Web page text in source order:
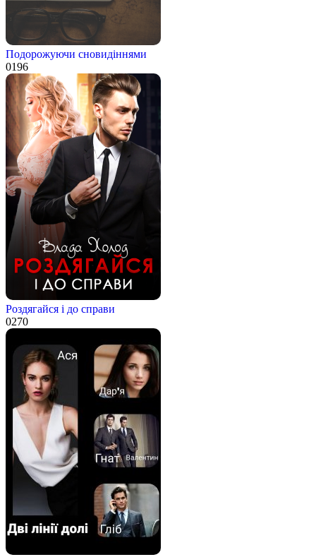
Подорожуючи сновидіннями
0196
Роздягайся і до справи
0270